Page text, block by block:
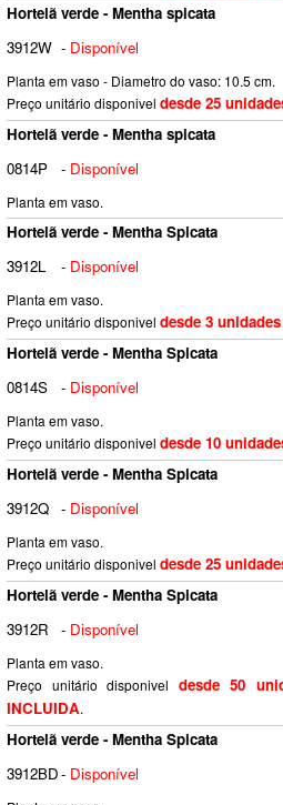
Hortelã verde - Mentha spicata
3912W - Disponível
Planta em vaso - Diametro do vaso: 10.5 cm.
Preço unitário disponivel desde 25
Hortelã verde - Mentha spicata
0814P
- Disponível
Planta em vaso.
Hortelã verde - Mentha Spicata
3912L
- Disponível
Planta em vaso.
Preço unitário disponivel desde 3
Hortelã verde - Mentha Spicata
0814S
- Disponível
Planta em vaso.
Preço unitário disponivel desde 10
Hortelã verde - Mentha Spicata
3912Q - Disponível
Planta em vaso.
Preço unitário disponivel desde 25
Hortelã verde - Mentha Spicata
3912R
- Disponível
Planta em vaso.
Preço unitário disponivel desde 50
INCLUIDA.
Hortelã verde - Mentha Spicata
3912BD- Disponível